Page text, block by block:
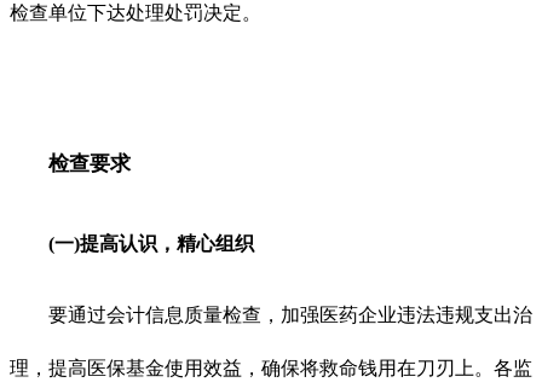
检查单位下达处理处罚决定。
检查要求
(一)提高认识，精心组织
要通过会计信息质量检查，加强医药企业违法违规支出治
理，提高医保基金使用效益，确保将救命钱用在刀刃上。各监